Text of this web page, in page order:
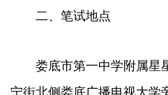
二、笔试地点
娄底市第一中学附属星
宁街北侧娄底广播电视大学